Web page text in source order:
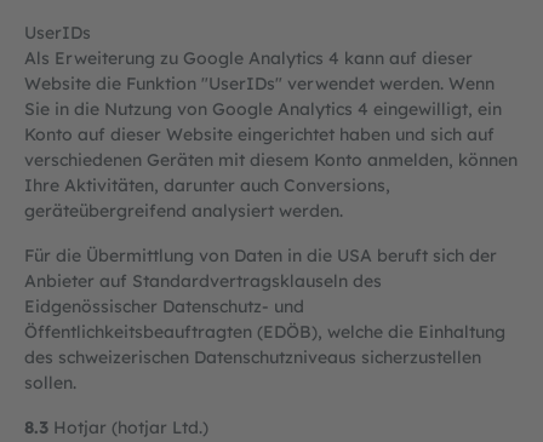
UserIDs
Als Erweiterung zu Google Analytics 4 kann auf dieser
Website die Funktion "UserIDs" verwendet werden. Wenn
Sie in die Nutzung von Google Analytics 4 eingewilligt, ein
Konto auf dieser Website eingerichtet haben und sich auf
verschiedenen Geräten mit diesem Konto anmelden, können
Ihre Aktivitäten, darunter auch Conversions,
geräteübergreifend analysiert werden.
Für die Übermittlung von Daten in die USA beruft sich der
Anbieter auf Standardvertragsklauseln des
Eidgenössischer Datenschutz- und
Öffentlichkeitsbeauftragten (EDÖB), welche die Einhaltung
des schweizerischen Datenschutzniveaus sicherzustellen
sollen.
8.3 Hotjar (hotjar Ltd.)